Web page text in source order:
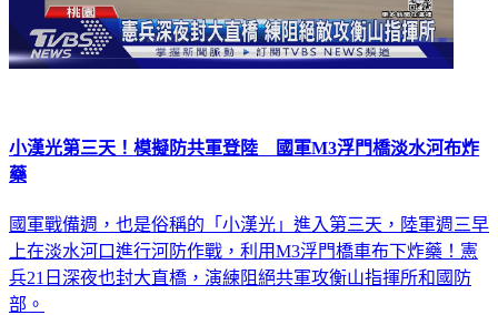
小漢光第三天！模擬防共軍登陸 國軍M3浮門橋淡水河布炸
藥
國軍戰備週，也是俗稱的「小漢光」進入第三天，陸軍週三早
上在淡水河口進行河防作戰，利用M3浮門橋車布下炸藥！憲
兵21日深夜也封大直橋，演練阻絕共軍攻衡山指揮所和國防
部。